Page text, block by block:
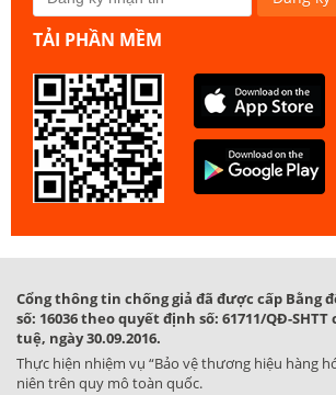
TẢI PHẦN MỀM
Cổng thông tin chống giả đã được cấp Bằng
số: 16036 theo quyết định số: 61711/QĐ-
tuệ, ngày 30.09.2016.
Thực hiện nhiệm vụ “Bảo vệ thương hiệu hàng
niên trên quy mô toàn quốc.